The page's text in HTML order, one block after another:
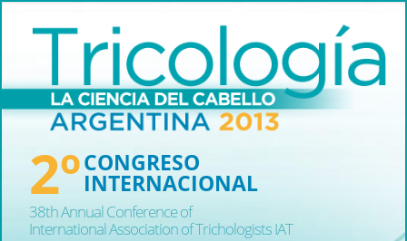
2ºCONGRESO
INTERNACIONAL
38th Annual Conference of
International Association of Trichologists IAT